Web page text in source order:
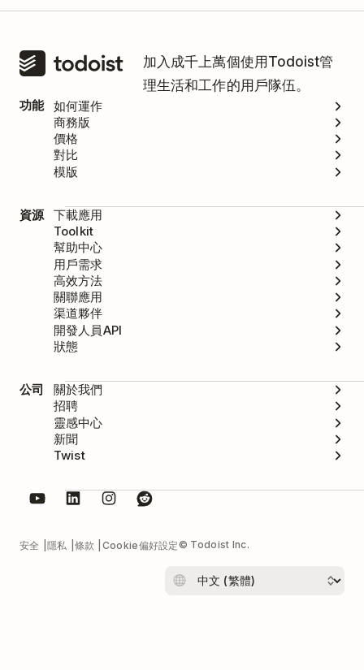
加入成千上萬個使用Todoist管
理生活和工作的用戶隊伍。
功能
如何運作
商務版
價格
對比
模版
資源
下載應用
Toolkit
幫助中心
用戶需求
高效方法
關聯應用
渠道夥伴
開發人員API
狀態
公司
關於我們
招聘
靈感中心
新聞
Twist
安全 隱私 條款 Cookie偏好設定© Todoist Inc.